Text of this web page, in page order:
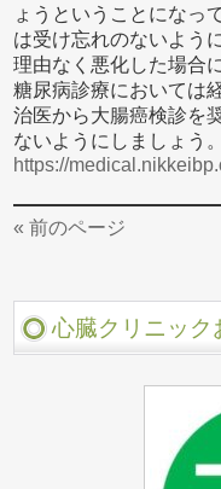
ょうということになっ
は受け忘れのないよう
理由なく悪化した場合
糖尿病診療においては
治医から大腸癌検診を
ないようにしましょう。
https://
« 前のページ
心臓クリニック